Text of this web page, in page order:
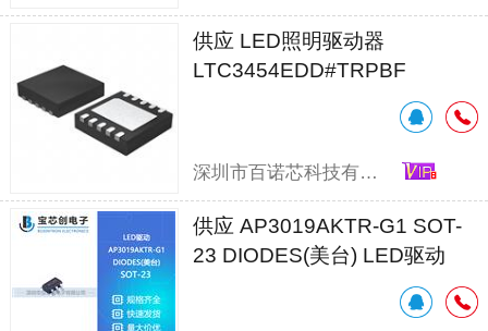
供应 LED照明驱动器
LTC3454EDD#TRPBF
深圳市百诺芯科技有限公司
供应 AP3019AKTR-G1 SOT-
23 DIODES(美台) LED驱动